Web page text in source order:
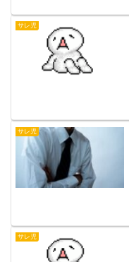
サレ児
サレ児
サレ児